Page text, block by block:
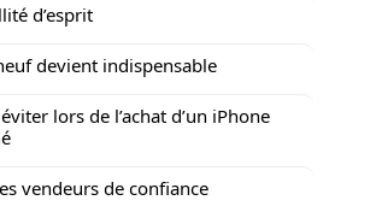
d’esprit
devient indispensable
lors de l’achat d’un iPhone
vendeurs de confiance